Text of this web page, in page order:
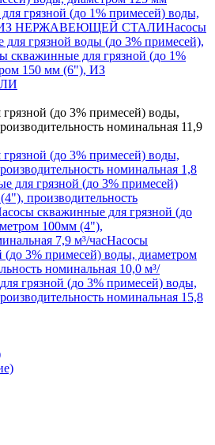
грязной (до 1% примесей) воды,
ИЗ НЕРЖАВЕЮЩЕЙ СТАЛИНасосы
грязной воды (до 3% примесей),
скважинные для грязной (до 1%
150 мм (6"), ИЗ
(до 3% примесей) воды,
номинальная 11,9
(до 3% примесей) воды,
номинальная 1,8
для грязной (до 3% примесей)
производительность
скважинные для грязной (до
100мм (4"),
7,9 м³/часНасосы
(до 3% примесей) воды, диаметром
номинальная 10,0 м³/
грязной (до 3% примесей) воды,
номинальная 15,8